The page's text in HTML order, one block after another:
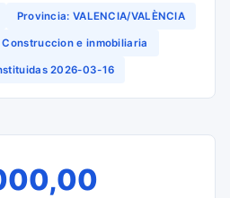
Provincia: VALENCIA/VALÈNCIA
Construccion e inmobiliaria
2026-03-16